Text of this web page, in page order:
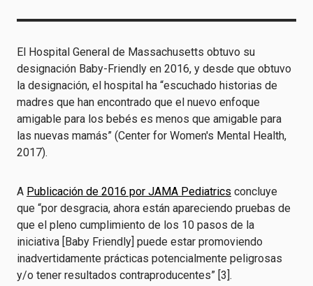
El Hospital General de Massachusetts obtuvo su
designación Baby-Friendly en 2016, y desde que obtuvo
la designación, el hospital ha “escuchado historias de
madres que han encontrado que el nuevo enfoque
amigable para los bebés es menos que amigable para
las nuevas mamás” (Center for Women's Mental Health,
2017).
A Publicación de 2016 por JAMA Pediatrics concluye
que “por desgracia, ahora están apareciendo pruebas de
que el pleno cumplimiento de los 10 pasos de la
iniciativa [Baby Friendly] puede estar promoviendo
inadvertidamente prácticas potencialmente peligrosas
y/o tener resultados contraproducentes” [3].